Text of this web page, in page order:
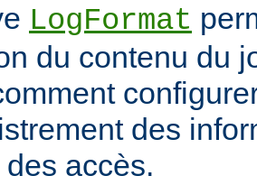
LogFormat
du contenu du
des
accès.